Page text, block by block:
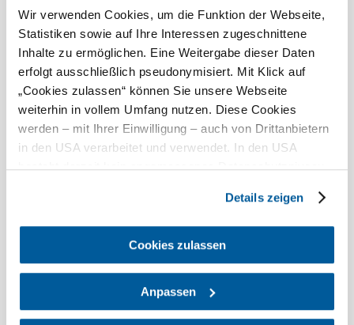
Wir verwenden Cookies, um die Funktion der Webseite,
Statistiken sowie auf Ihre Interessen zugeschnittene
Inhalte zu ermöglichen. Eine Weitergabe dieser Daten
erfolgt ausschließlich pseudonymisiert. Mit Klick auf
„Cookies zulassen“ können Sie unsere Webseite
weiterhin in vollem Umfang nutzen. Diese Cookies
werden – mit Ihrer Einwilligung – auch von Drittanbietern
in den USA verarbeitet und verwendet. In den USA
besteht derzeit kein angemessenes Datenschutzniveau,
Sicherheitsbehörden entsprechende Anordnungen
gegenüber den Drittanbietern (Google und Meta
Platforms, Inc.) treffen, um Zugriff auf Daten zu Kontroll-
und Überwachungszwecken zu erhalten. Dagegen gibt es
Rechtsschutzmöglichkeiten. Zudem werden von den
USA keine geeigneten Garantien für den Schutz
Details zeigen
Cookies zulassen
Anpassen
bewölkt
1,8 km/h
Umgebung erkunden
Ausflugsziele, Hotels, Touren und mehr
Suchradius
10 km 20 km
null
Urlaubsservice
Haben Sie Fragen? Wir helfen Ihnen gerne weiter.
+43 2742 90009000